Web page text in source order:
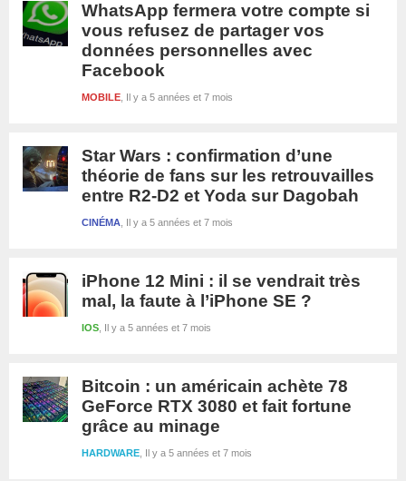
WhatsApp fermera votre compte si
vous refusez de partager vos
données personnelles avec
Facebook
Il y a 5 années et 7 mois
MOBILE
Star Wars : confirmation d’une
théorie de fans sur les retrouvailles
entre R2-D2 et Yoda sur Dagobah
Il y a 5 années et 7 mois
CINÉMA
iPhone 12 Mini : il se vendrait très
mal, la faute à l’iPhone SE ?
Il y a 5 années et 7 mois
IOS
Bitcoin : un américain achète 78
GeForce RTX 3080 et fait fortune
grâce au minage
Il y a 5 années et 7 mois
HARDWARE